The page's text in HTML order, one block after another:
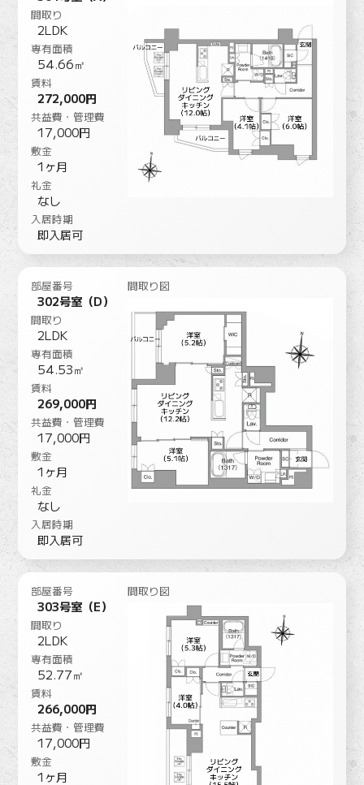
間取り
2LDK
専有面積
54.66㎡
賃料
272,000円
共益費・管理費
17,000円
敷金
1ヶ月
礼金
なし
入居時期
即入居可
部屋番号
302号室（D）
間取り
2LDK
専有面積
54.53㎡
賃料
269,000円
共益費・管理費
17,000円
敷金
1ヶ月
礼金
なし
入居時期
即入居可
間取り図
部屋番号
303号室（E）
間取り
2LDK
専有面積
52.77㎡
賃料
266,000円
共益費・管理費
17,000円
敷金
1ヶ月
間取り図